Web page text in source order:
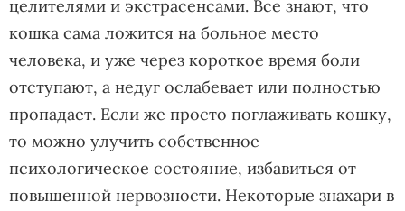
целителями и экстрасенсами. Все знают, что
кошка сама ложится на больное место
человека, и уже через короткое время боли
отступают, а недуг ослабевает или полностью
пропадает. Если же просто поглаживать кошку,
то можно улучить собственное
психологическое состояние, избавиться от
повышенной нервозности. Некоторые знахари в